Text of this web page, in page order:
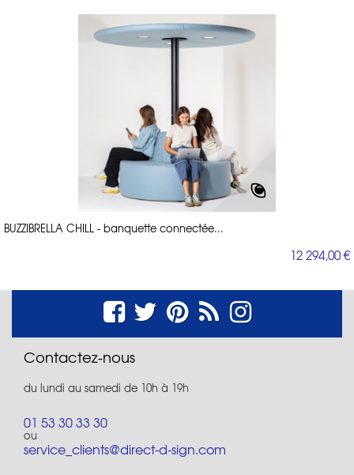
BUZZIBRELLA CHILL - banquette connectée...
12 294,00 €
Contactez-nous
du lundi au samedi de 10h à 19h
01 53 30 33 30
ou
service_clients@direct-d-sign.com